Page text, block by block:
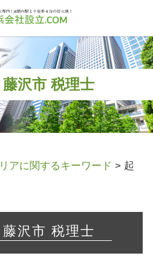
沢市 税理士
アに関するキーワード > 起
沢市 税理士